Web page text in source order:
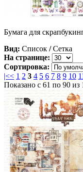
Бумага для
Вид: Список / Сетка
На странице:
Сортировка:
|<< 1 2 3 4 5 6 7 8 9 10
Показано с 61 по 90 из